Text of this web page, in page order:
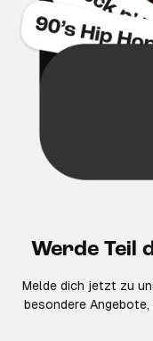
Werde Teil
Melde dich jetzt zu
besondere